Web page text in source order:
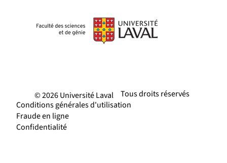
Tous droits réservés
© 2026 Université Laval
Conditions générales d'utilisation
Fraude en ligne
Confidentialité